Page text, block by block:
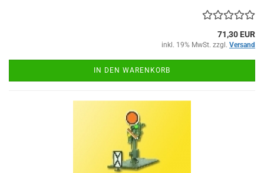
71,30 EUR
inkl. 19% MwSt. zzgl. Versand
IN DEN WARENKORB